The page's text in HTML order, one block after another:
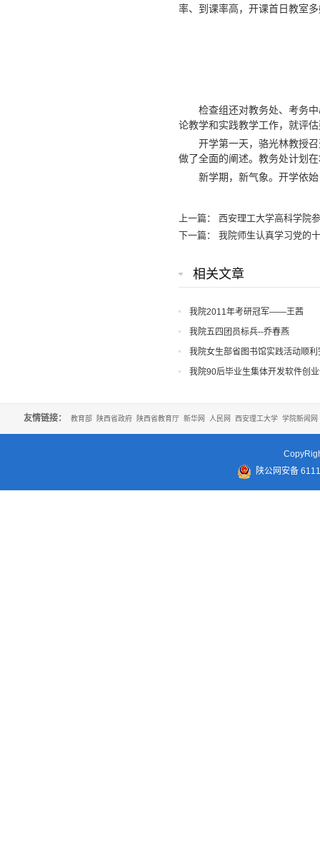
率、到课率高，开课首日教室
检查组还对教务处、考务
论教学和实践教学工作，就评
开学第一天，骆光林教授
做了全面的阐述。教务处计划
新学期，新气象。开学依
上一篇： 西安理工大学高科学院
下一篇： 我院师生认真学习党的
相关文章
我院2011年考研冠军——王茜
我院五四团员标兵--乔春燕
我院女生部省图书馆实践活动顺利
我院90后毕业生集体开发软件创
友情链接： 教育部 陕西省政府 陕西省教育厅 新华网 人民网 西安理工大学 学院新闻网
陕公网安备